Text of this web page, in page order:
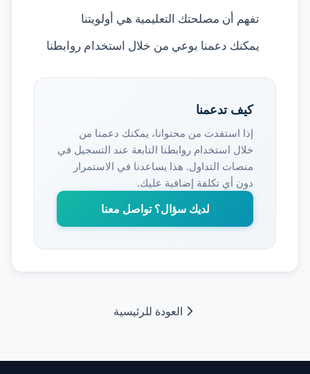
تفهم أن مصلحتك التعليمية هي أولويتنا
يمكنك دعمنا بوعي من خلال استخدام روابطنا
كيف تدعمنا
إذا استفدت من محتوانا، يمكنك دعمنا من
خلال استخدام روابطنا التابعة عند التسجيل في
منصات التداول. هذا يساعدنا في الاستمرار
دون أي تكلفة إضافية عليك.
لديك سؤال؟ تواصل معنا
العودة للرئيسية